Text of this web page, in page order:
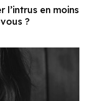
l’intrus en moins
?